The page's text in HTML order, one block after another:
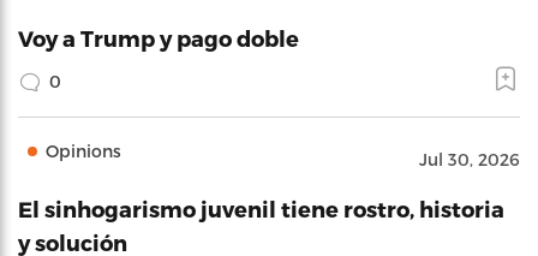
Voy a Trump y pago doble
0
Opinions Jul 30, 2026
El sinhogarismo juvenil tiene rostro, historia
y solución